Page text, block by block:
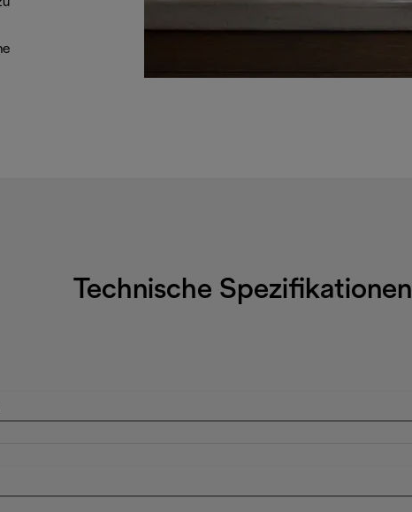
Technische Spezifikationen